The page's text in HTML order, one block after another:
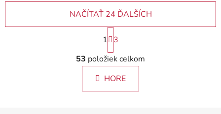
O
v
l
á
d
NAČÍTAŤ 24 ĎALŠÍCH
S
t
r
á
n
k
1
3
53 položiek celkom
HORE